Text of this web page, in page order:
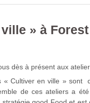
» à Forest
dès à présent aux
« Cultiver en ville » sont
de ces ateliers a